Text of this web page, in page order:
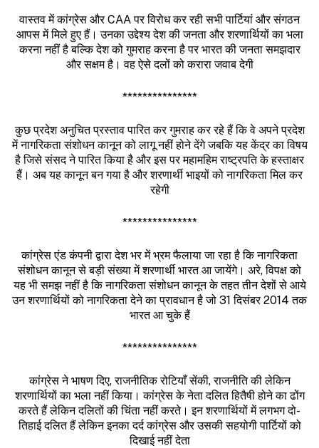
वास्तव में कांग्रेस और CAA पर विरोध कर रही सभी पार्टियां और संगठन
आपस में मिले हुए हैं। उनका उद्देश्य देश की जनता और शरणार्थियों का भला
करना नहीं है बल्कि देश को गुमराह करना है पर भारत की जनता समझदार
और सक्षम है। वह ऐसे दलों को करारा जवाब देगी
***************
कुछ प्रदेश अनुचित प्रस्ताव पारित कर गुमराह कर रहे हैं कि वे अपने प्रदेश
में नागरिकता संशोधन कानून को लागू नहीं होने देंगे जबकि यह केंद्र का विषय
है जिसे संसद ने पारित किया है और इस पर महामहिम राष्ट्रपति के हस्ताक्षर
हैं। अब यह कानून बन गया है और शरणार्थी भाइयों को नागरिकता मिल कर
रहेगी
***************
कांग्रेस एंड कंपनी द्वारा देश भर में भ्रम फैलाया जा रहा है कि नागरिकता
संशोधन कानून से बड़ी संख्या में शरणार्थी भारत आ जायेंगे। अरे, विपक्ष को
यह भी समझ नहीं है कि नागरिकता संशोधन कानून के तहत तीन देशों से आये
उन शरणार्थियों को नागरिकता देने का प्रावधान है जो 31 दिसंबर 2014 तक
भारत आ चुके हैं
***************
कांग्रेस ने भाषण दिए, राजनीतिक रोटियाँ सेंकी, राजनीति की लेकिन
शरणार्थियों का भला नहीं किया। कांग्रेस के नेता दलित हितैषी होने का ढोंग
करते हैं लेकिन दलितों की चिंता नहीं करते। इन शरणार्थियों में लगभग दो-
तिहाई दलित हैं लेकिन इनका दर्द कांग्रेस और उसकी सहयोगी पार्टियों को
दिखाई नहीं देता